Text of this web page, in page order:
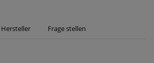
Hersteller Frage stellen